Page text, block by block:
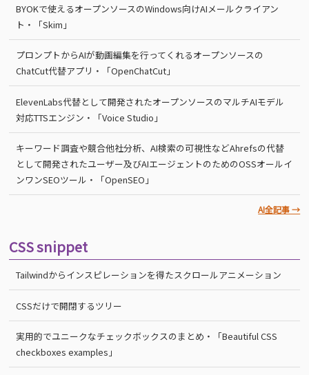
BYOKで使えるオープンソースのWindows向けAIメールクライアン
ト・「Skim」
プロンプトからAIが動画編集を行ってくれるオープンソースの
ChatCut代替アプリ・「OpenChatCut」
ElevenLabs代替として開発されたオープンソースのマルチAIモデル
対応TTSエンジン・「Voice Studio」
キーワード調査や競合他社分析、AI検索の可視性などAhrefsの代替
として開発されたユーザー及びAIエージェントのためのOSSオールイ
ンワンSEOツール・「OpenSEO」
AI全記事 →
CSS snippet
Tailwindからインスピレーションを得たスクロールアニメーション
CSSだけで開閉するツリー
実用的でユニークなチェックボックスのまとめ・「Beautiful CSS
checkboxes examples」